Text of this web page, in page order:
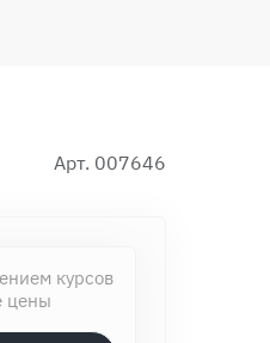
Арт. 007646
курсов
цены